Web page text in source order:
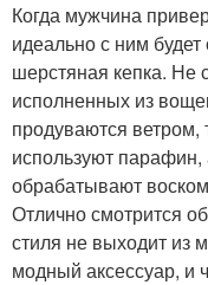
Когда мужчина
идеально с ним
шерстяная кепка. Не
исполненных из
продуваются ветром,
используют парафин,
обрабатывают
Отлично смотрится
стиля не выходит из
модный аксессуар, и